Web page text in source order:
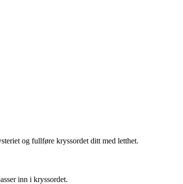
og fullføre kryssordet ditt med letthet.
inn i kryssordet.